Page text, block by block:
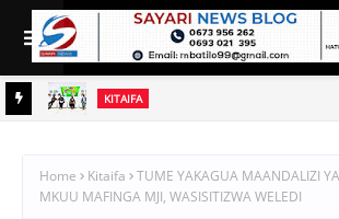
KITAIFA
Home Kitaifa
TUME YAKAGUA MAANDALIZI
MKUU MAFINGA MJI, WASISITIZWA WELEDI